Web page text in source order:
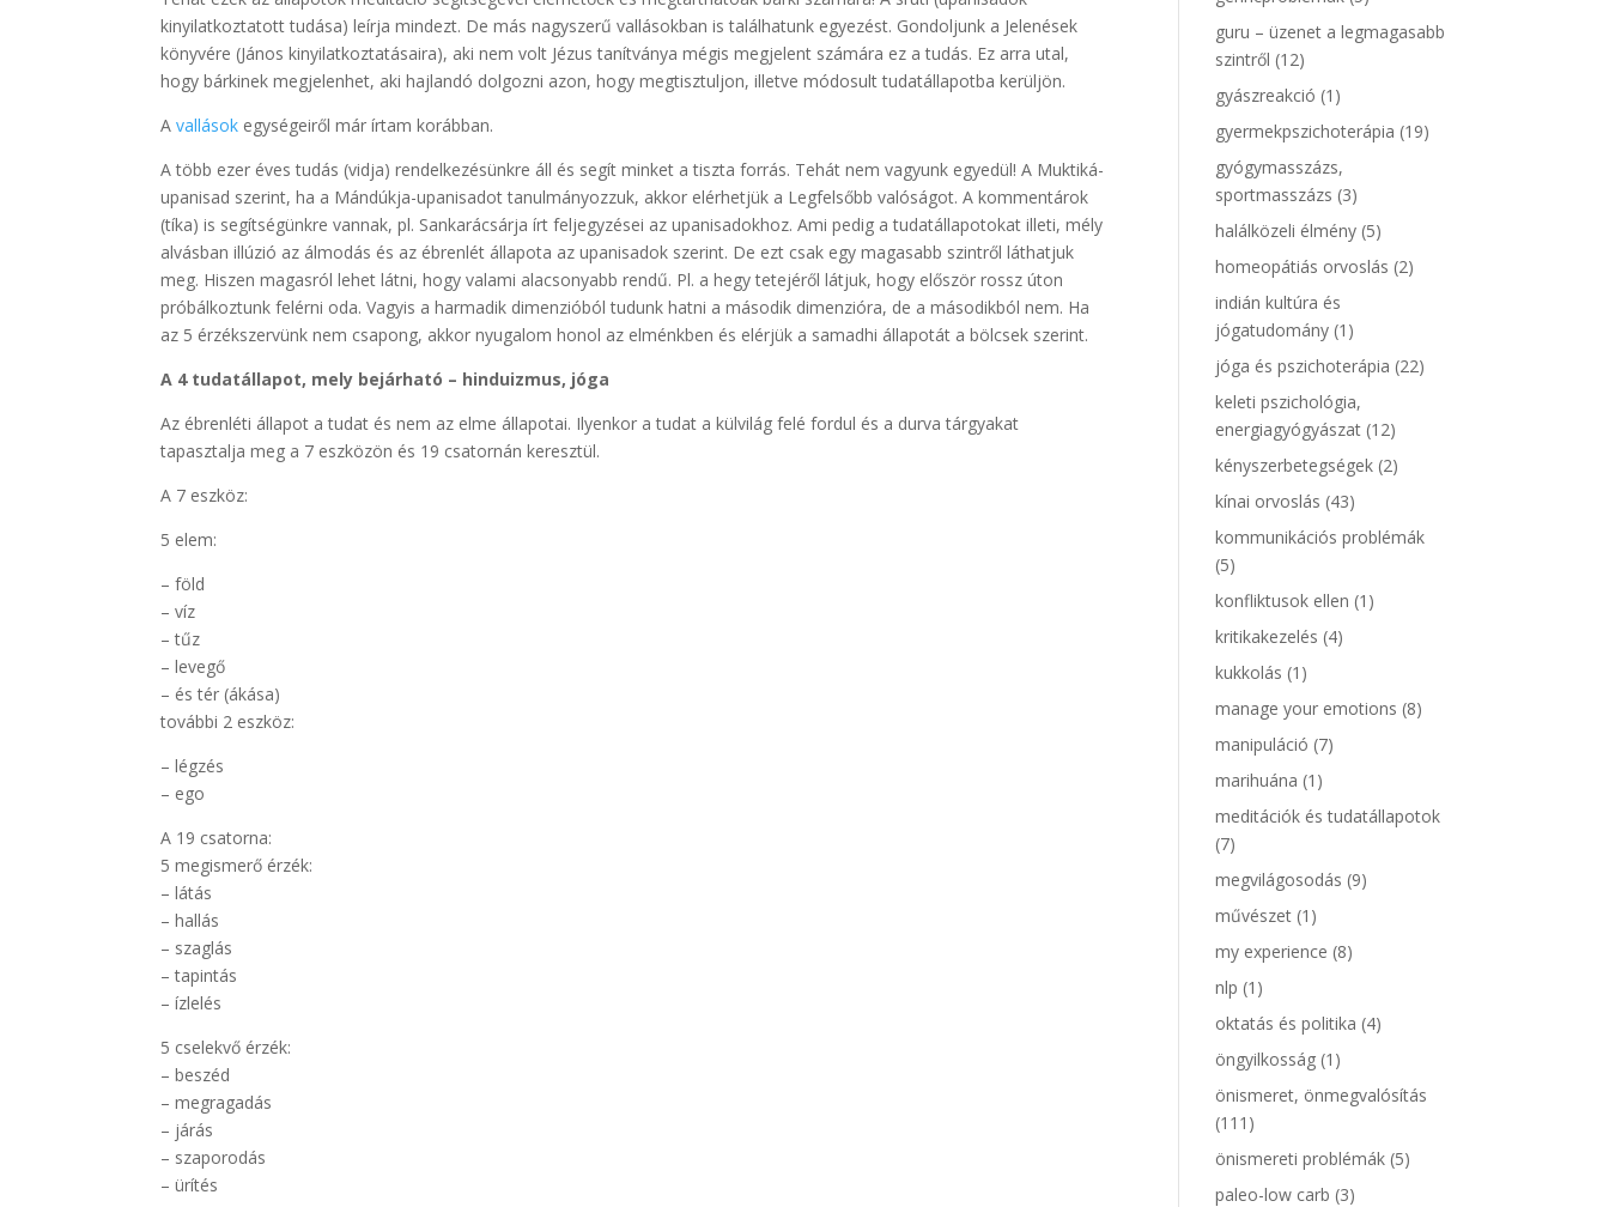
kinyilatkoztatott tudása) leírja mindezt. De más nagyszerű vallásokban is találhatunk egyezést. Gondoljunk a Jelenések
könyvére (János kinyilatkoztatásaira), aki nem volt Jézus tanítványa mégis megjelent számára ez a tudás. Ez arra utal,
hogy bárkinek megjelenhet, aki hajlandó dolgozni azon, hogy megtisztuljon, illetve módosult tudatállapotba kerüljön.
Avallások egységeiről már írtam korábban.
A több ezer éves tudás (vidja) rendelkezésünkre áll és segít minket a tiszta forrás. Tehát nem vagyunk egyedül! A Muktiká-
upanisad szerint, ha a Mándúkja-upanisadot tanulmányozzuk, akkor elérhetjük a Legfelsőbb valóságot. A kommentárok
(tíka) is segítségünkre vannak, pl. Sankarácsárja írt feljegyzései az upanisadokhoz. Ami pedig a tudatállapotokat illeti, mély
alvásban illúzió az álmodás és az ébrenlét állapota az upanisadok szerint. De ezt csak egy magasabb szintről láthatjuk
meg. Hiszen magasról lehet látni, hogy valami alacsonyabb rendű. Pl. a hegy tetejéről látjuk, hogy először rossz úton
próbálkoztunk felérni oda. Vagyis a harmadik dimenzióból tudunk hatni a második dimenzióra, de a másodikból nem. Ha
az 5 érzékszervünk nem csapong, akkor nyugalom honol az elménkben és elérjük a samadhi állapotát a bölcsek szerint.
A 4 tudatállapot, mely bejárható – hinduizmus, jóga
Az ébrenléti állapot a tudat és nem az elme állapotai. Ilyenkor a tudat a külvilág felé fordul és a durva tárgyakat
tapasztalja meg a 7 eszközön és 19 csatornán keresztül.
A 7 eszköz:
5 elem:
– föld
– víz
– tűz
– levegő
– és tér (ákása)
további 2 eszköz:
– légzés
– ego
A 19 csatorna:
5 megismerő érzék:
– látás
– hallás
– szaglás
– tapintás
– ízlelés
5 cselekvő érzék:
– beszéd
– megragadás
– járás
– szaporodás
– ürítés
guru – üzenet a legmagasabb
szintről (12)
gyászreakció (1)
gyermekpszichoterápia (19)
gyógymasszázs,
sportmasszázs (3)
halálközeli élmény (5)
homeopátiás orvoslás (2)
indián kultúra és
jógatudomány (1)
jóga és pszichoterápia (22)
keleti pszichológia,
energiagyógyászat (12)
kényszerbetegségek (2)
kínai orvoslás (43)
kommunikációs problémák
(5)
konfliktusok ellen (1)
kritikakezelés (4)
kukkolás (1)
manage your emotions (8)
manipuláció (7)
marihuána (1)
meditációk és tudatállapotok
(7)
megvilágosodás (9)
művészet (1)
my experience (8)
nlp (1)
oktatás és politika (4)
öngyilkosság (1)
önismeret, önmegvalósítás
(111)
önismereti problémák (5)
paleo-low carb (3)